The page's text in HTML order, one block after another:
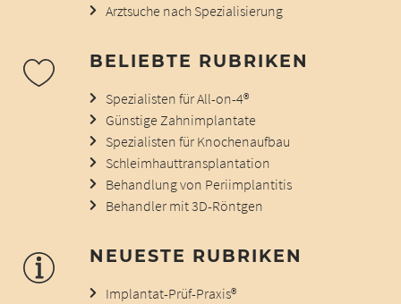
Arztsuche nach Spezialisierung
BELIEBTE RUBRIKEN
Spezialisten für All-on-4®
Günstige Zahnimplantate
Spezialisten für Knochenaufbau
Schleimhauttransplantation
Behandlung von Periimplantitis
Behandler mit 3D-Röntgen
NEUESTE RUBRIKEN
Implantat-Prüf-Praxis®